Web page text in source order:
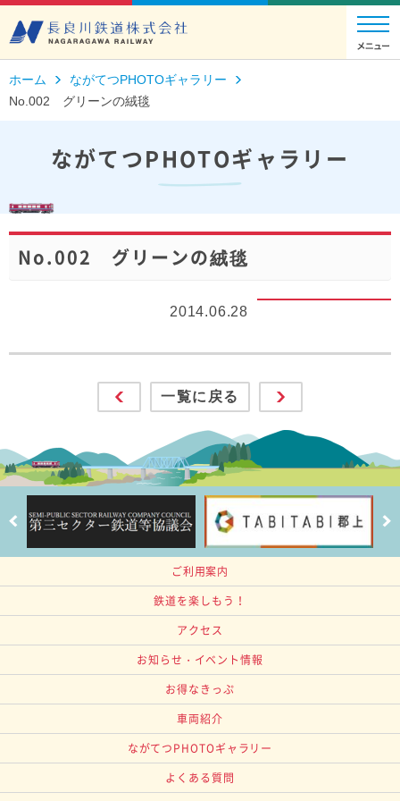
ホーム
ながてつPHOTOギャラリー
No.002 グリーンの絨毯
ながてつPHOTOギャラリー
No.002 グリーンの絨毯
2014.06.28
一覧に戻る
ご利用案内
鉄道を楽しもう！
アクセス
お知らせ・イベント情報
お得なきっぷ
車両紹介
ながてつPHOTOギャラリー
よくある質問